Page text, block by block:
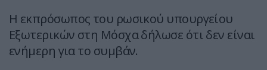
Η εκπρόσωπος του ρωσικού υπουργείου
Εξωτερικών στη Μόσχα δήλωσε ότι δεν είναι
ενήμερη για το συμβάν.